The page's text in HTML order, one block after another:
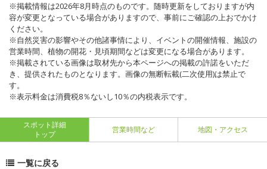
※掲載情報は2026年8月時点のものです。随時更新をしておりますが内
容が変更となっている場合がありますので、事前にご確認の上おでかけ
ください。
※自然災害の影響やその他諸事情により、イベントの開催情報、施設の
営業時間、植物の開花・見頃期間などは変更になる場合があります。
※掲載されている画像は取材先から本ページへの掲載の許諾をいただ
き、提供されたものとなります。画像の無断転載(二次使用)は禁止で
す。
※表示料金は消費税8％ないし10％の内税表示です。
スポット詳細
トップ
営業時間など 地図・アクセス
一覧に戻る